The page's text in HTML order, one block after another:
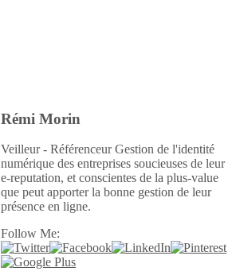
Rémi Morin
Veilleur - Référenceur Gestion de l'identité
numérique des entreprises soucieuses de leur
e-reputation, et conscientes de la plus-value
que peut apporter la bonne gestion de leur
présence en ligne.
Follow Me: